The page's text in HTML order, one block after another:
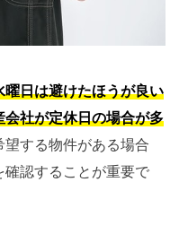
日は避けたほうが良い
社が定休日の場合が多
する物件がある場合
認することが重要で